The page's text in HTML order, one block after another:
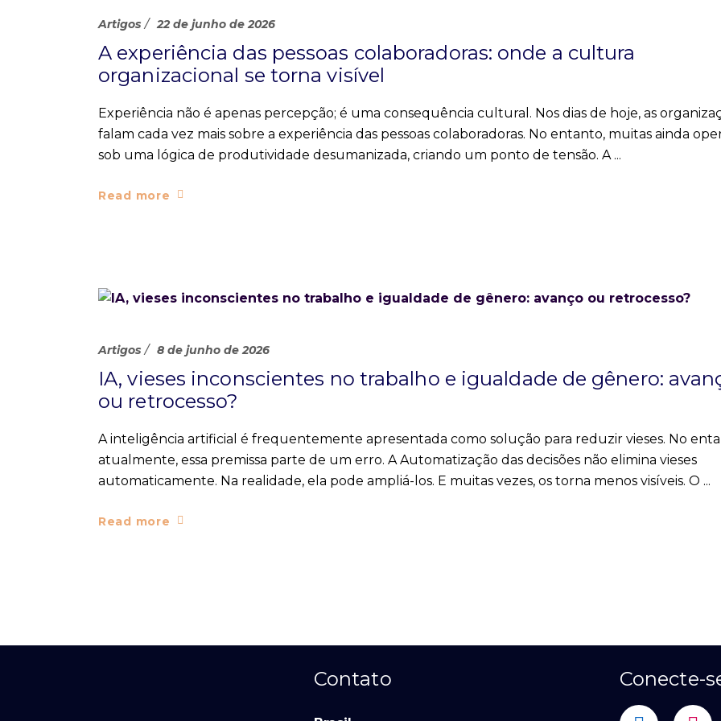
Artigos 22 de junho de 2026
A experiência das pessoas colaboradoras: onde a cultura
organizacional se torna visível
Experiência não é apenas percepção; é uma consequência cultural. Nos dias de hoje, as
falam cada vez mais sobre a experiência das pessoas colaboradoras. No entanto, muitas ainda
sob uma lógica de produtividade desumanizada, criando um ponto de tensão. A
Read more
Artigos 8 de junho de 2026
IA, vieses inconscientes no trabalho e igualdade de gênero:
ou retrocesso?
A inteligência artificial é frequentemente apresentada como solução para reduzir vieses. No
atualmente, essa premissa parte de um erro. A Automatização das decisões não elimina vieses
automaticamente. Na realidade, ela pode ampliá-los. E muitas vezes, os torna menos visíveis. O
Read more
Contato Conecte-